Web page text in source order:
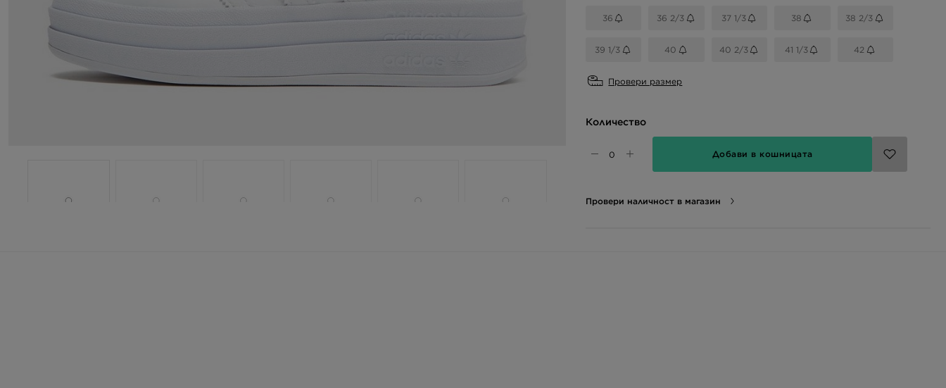
36 36 2/3 37 1/3 38 38 2/3
39 1/3 40 40 2/3 41 1/3 42
Провери размер
Количество
Добави в кошницата
Провери наличност в магазин